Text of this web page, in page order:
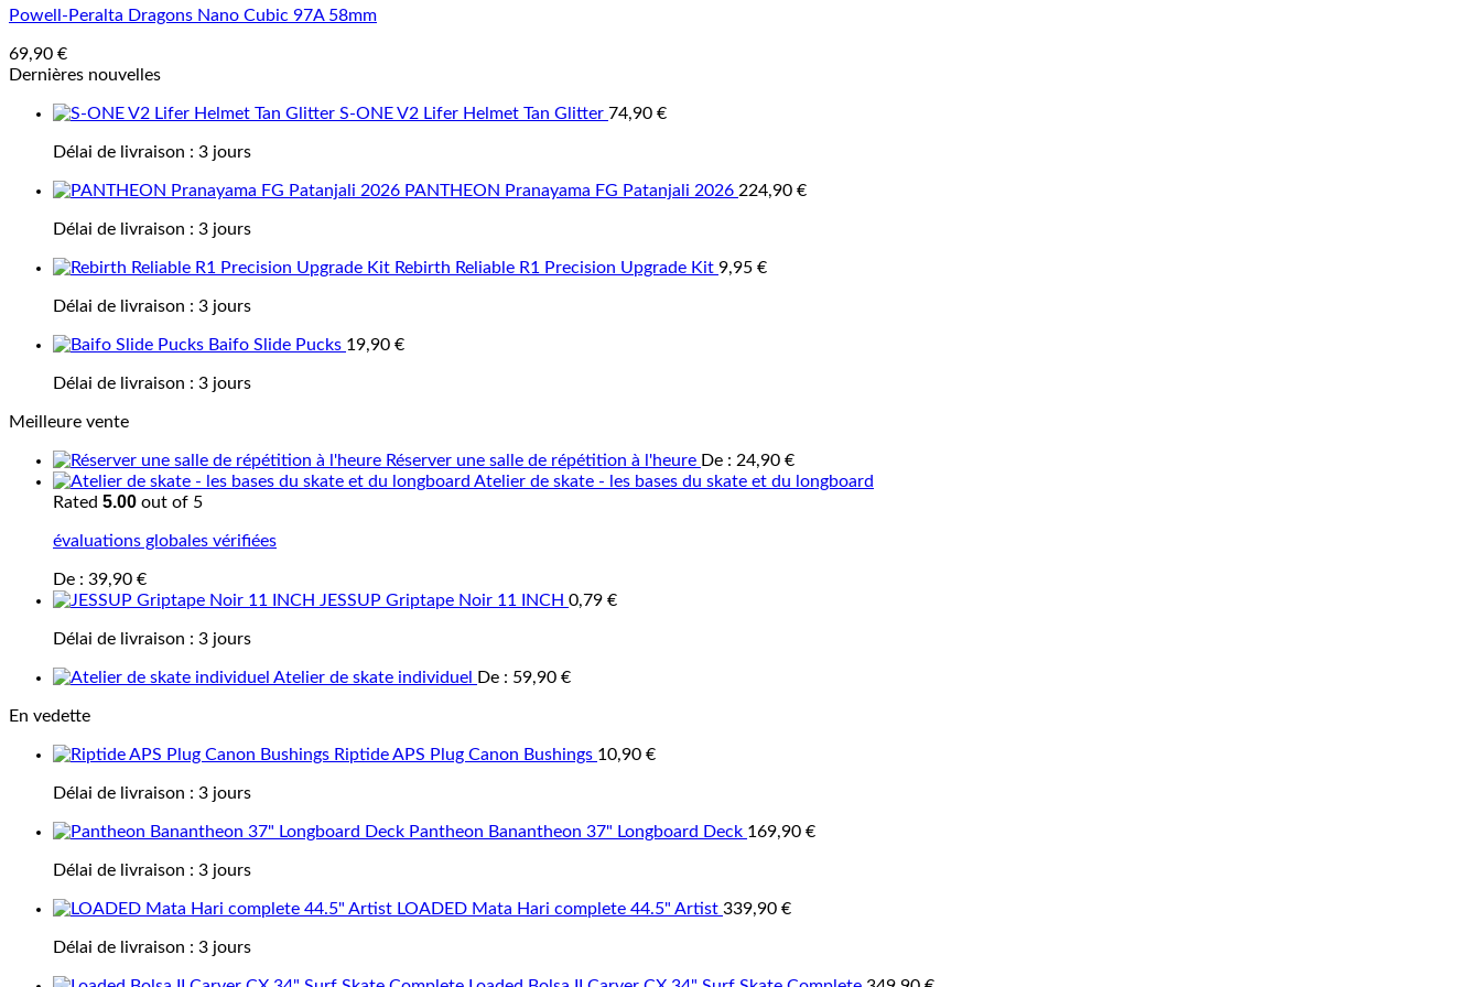
Powell-Peralta Dragons Nano Cubic 97A 58mm
69,90 €
Dernières nouvelles
S-ONE V2 Lifer Helmet Tan Glitter 74,90 €
Délai de livraison : 3 jours
PANTHEON Pranayama FG Patanjali 2026 224,90 €
Délai de livraison : 3 jours
Rebirth Reliable R1 Precision Upgrade Kit 9,95 €
Délai de livraison : 3 jours
Baifo Slide Pucks 19,90 €
Délai de livraison : 3 jours
Meilleure vente
Réserver une salle de répétition à l'heure De : 24,90 €
Atelier de skate - les bases du skate et du longboard
Rated 5.00 out of 5
évaluations globales vérifiées
De : 39,90 €
JESSUP Griptape Noir 11 INCH 0,79 €
Délai de livraison : 3 jours
Atelier de skate individuel De : 59,90 €
En vedette
Riptide APS Plug Canon Bushings 10,90 €
Délai de livraison : 3 jours
Pantheon Banantheon 37" Longboard Deck 169,90 €
Délai de livraison : 3 jours
LOADED Mata Hari complete 44.5" Artist 339,90 €
Délai de livraison : 3 jours